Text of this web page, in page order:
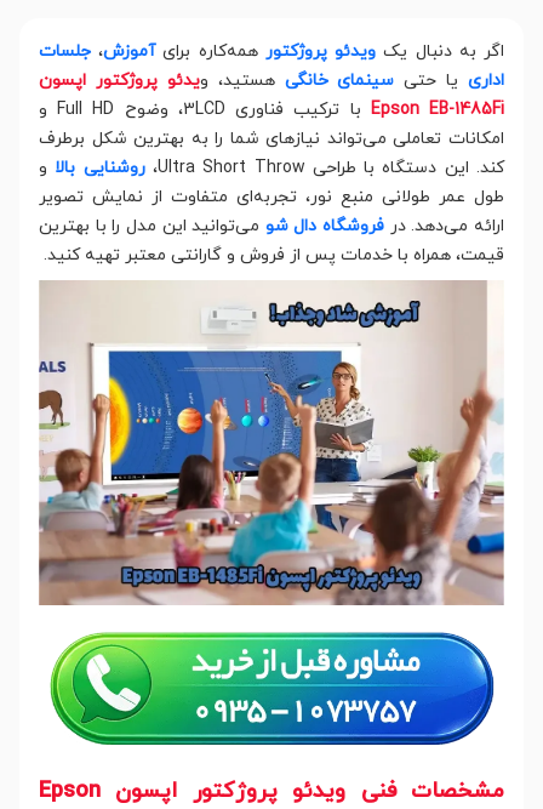
اگر به دنبال یک ویدئو پروژکتور همه‌کاره برایآموزش، جلسات
اداری یا حتی سینمای خانگی هستید، ویدئو پروژکتور اپسون
Epson EB-1485Fi
با ترکیب فناوری 3LCD، وضوح Full HD و
امکانات تعاملی می‌تواند نیازهای شما را به بهترین شکل برطرف
کند. این دستگاه با طراحی Ultra Short Throw،
روشنایی بالا و
طول عمر طولانی منبع نور، تجربه‌ای متفاوت از نمایش تصویر
ارائه می‌دهد. در فروشگاه دال شو می‌توانید این مدل را با بهترین
قیمت، همراه با خدمات پس از فروش و گارانتی معتبر تهیه کنید.
مشخصات فنی ویدئو پروژکتور اپسون Epson